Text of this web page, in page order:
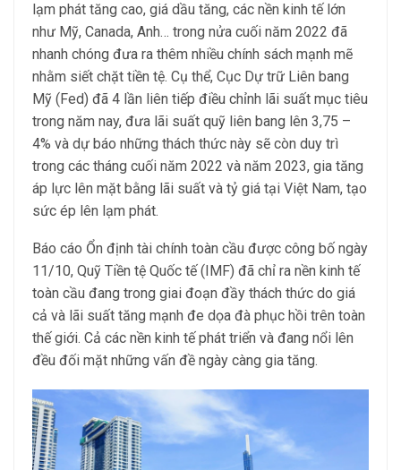
lạm phát tăng cao, giá dầu tăng, các nền kinh tế lớn
như Mỹ, Canada, Anh… trong nửa cuối năm 2022 đã
nhanh chóng đưa ra thêm nhiều chính sách mạnh mẽ
nhằm siết chặt tiền tệ. Cụ thể, Cục Dự trữ Liên bang
Mỹ (Fed) đã 4 lần liên tiếp điều chỉnh lãi suất mục tiêu
trong năm nay, đưa lãi suất quỹ liên bang lên 3,75 –
4% và dự báo những thách thức này sẽ còn duy trì
trong các tháng cuối năm 2022 và năm 2023, gia tăng
áp lực lên mặt bằng lãi suất và tỷ giá tại Việt Nam, tạo
sức ép lên lạm phát.
Báo cáo Ổn định tài chính toàn cầu được công bố ngày
11/10, Quỹ Tiền tệ Quốc tế (IMF) đã chỉ ra nền kinh tế
toàn cầu đang trong giai đoạn đầy thách thức do giá
cả và lãi suất tăng mạnh đe dọa đà phục hồi trên toàn
thế giới. Cả các nền kinh tế phát triển và đang nổi lên
đều đối mặt những vấn đề ngày càng gia tăng.